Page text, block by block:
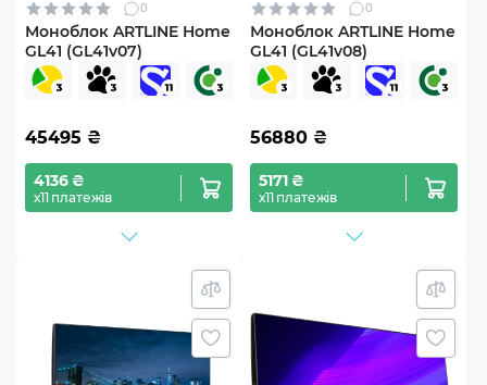
0
Моноблок ARTLINE Home
GL41 (GL41v07)
45495 ₴
4136 ₴
х11 платежів
0
Моноблок ARTLINE Home
GL41 (GL41v08)
56880 ₴
5171 ₴
х11 платежів